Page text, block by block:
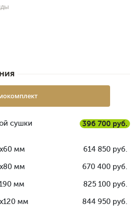
сушки
396 700 руб.
мм 614 850 руб.
мм 670 400 руб.
мм 825 100 руб.
мм 844 950 руб.